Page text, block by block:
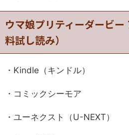
ウマ娘プリティーダービ
料試し読み）
・Kindle（キンドル）
・コミックシーモア
・ユーネクスト（U-NEXT）